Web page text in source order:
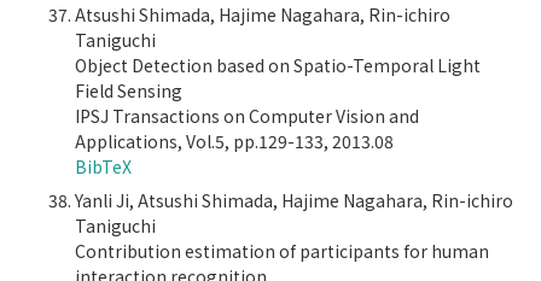
Atsushi Shimada, Hajime Nagahara, Rin-ichiro
Taniguchi
Object Detection based on Spatio-Temporal Light
Field Sensing
IPSJ Transactions on Computer Vision and
Applications, Vol.5, pp.129-133, 2013.08
BibTeX
Yanli Ji, Atsushi Shimada, Hajime Nagahara, Rin-ichiro
Taniguchi
Contribution estimation of participants for human
interaction recognition